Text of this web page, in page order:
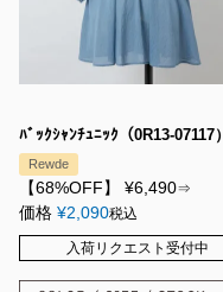
ﾊﾞｯｸｼｬﾝﾁｭﾆｯｸ（0R13-07117）
Rewde
【68%OFF】 ¥6,490⇒
価格 ¥2,090税込
入荷リクエスト受付中